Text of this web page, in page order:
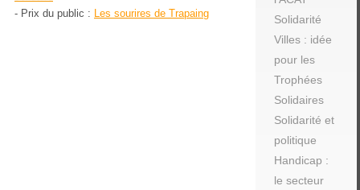
- Prix du public : Les sourires de Trapaing
Solidarité
Villes : idée
pour les
Trophées
Solidaires
Solidarité et
politique
Handicap :
le secteur